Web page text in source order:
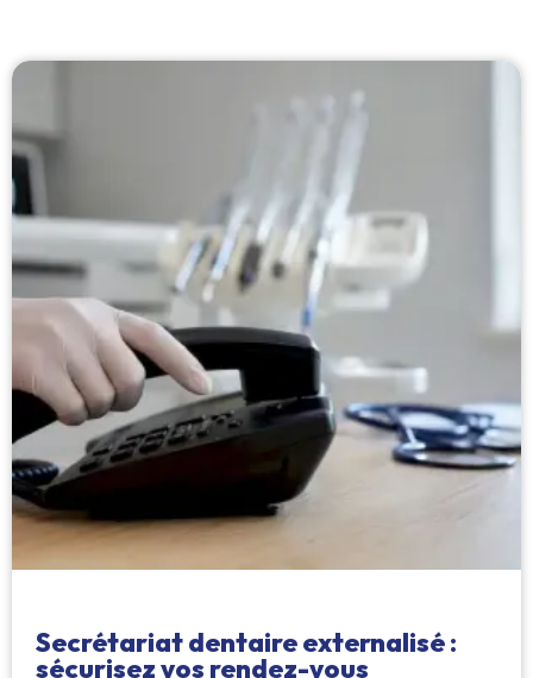
Secrétariat dentaire externalisé :
sécurisez vos rendez-vous